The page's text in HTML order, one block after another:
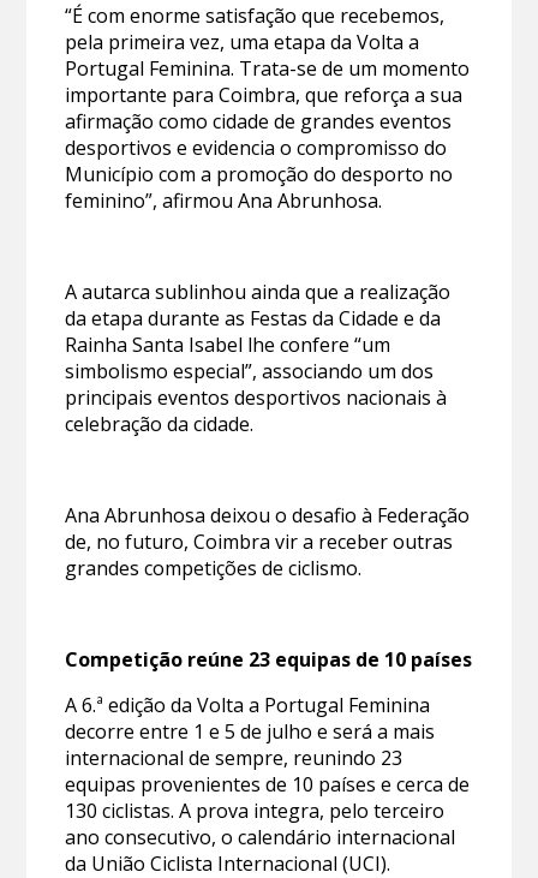
“É com enorme satisfação que recebemos,
pela primeira vez, uma etapa da Volta a
Portugal Feminina. Trata-se de um momento
importante para Coimbra, que reforça a sua
afirmação como cidade de grandes eventos
desportivos e evidencia o compromisso do
Município com a promoção do desporto no
feminino”, afirmou Ana Abrunhosa.
A autarca sublinhou ainda que a realização
da etapa durante as Festas da Cidade e da
Rainha Santa Isabel lhe confere “um
simbolismo especial”, associando um dos
principais eventos desportivos nacionais à
celebração da cidade.
Ana Abrunhosa deixou o desafio à Federação
de, no futuro, Coimbra vir a receber outras
grandes competições de ciclismo.
Competição reúne 23 equipas de 10 países
A 6.ª edição da Volta a Portugal Feminina
decorre entre 1 e 5 de julho e será a mais
internacional de sempre, reunindo 23
equipas provenientes de 10 países e cerca de
130 ciclistas. A prova integra, pelo terceiro
ano consecutivo, o calendário internacional
da União Ciclista Internacional (UCI).